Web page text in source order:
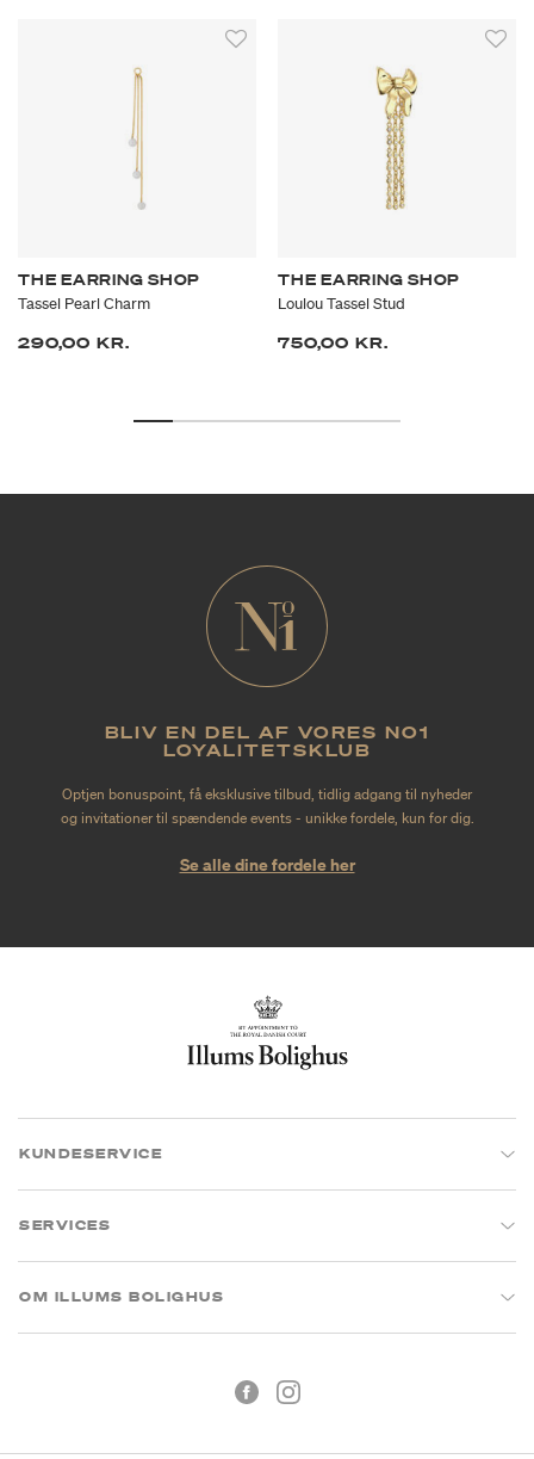
THE EARRING SHOP
Tassel Pearl Charm
290,00 KR.
THE EARRING SHOP
Loulou Tassel Stud
750,00 KR.
BLIV EN DEL AF VORES NO1
LOYALITETSKLUB
Optjen bonuspoint, få eksklusive tilbud, tidlig adgang til nyheder
og invitationer til spændende events - unikke fordele, kun for dig.
Se alle dine fordele her
KUNDESERVICE
SERVICES
OM ILLUMS BOLIGHUS